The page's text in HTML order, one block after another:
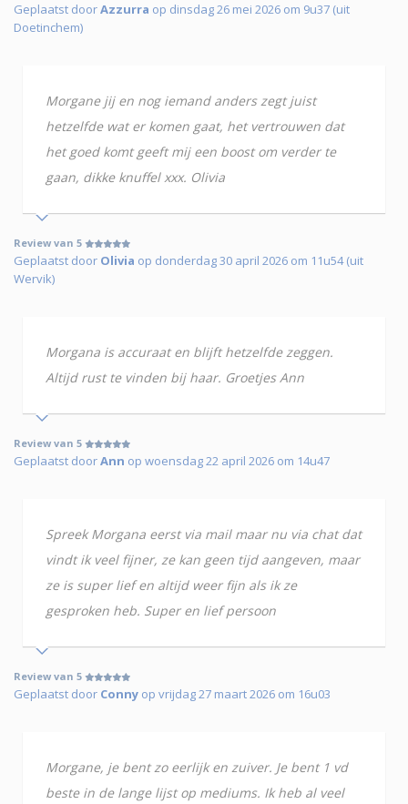
Geplaatst doorAzzurra op dinsdag 26 mei 2026 om 9u37 (uit
Doetinchem)
Morgane jij en nog iemand anders zegt juist
hetzelfde wat er komen gaat, het vertrouwen dat
het goed komt geeft mij een boost om verder te
gaan, dikke knuffel xxx. Olivia
Review van 5
Geplaatst door Olivia op donderdag 30 april 2026 om 11u54 (uit
Wervik)
Morgana is accuraat en blijft hetzelfde zeggen.
Altijd rust te vinden bij haar. Groetjes Ann
Review van 5
Geplaatst doorAnn op woensdag 22 april 2026 om 14u47
Spreek Morgana eerst via mail maar nu via chat dat
vindt ik veel fijner, ze kan geen tijd aangeven, maar
ze is super lief en altijd weer fijn als ik ze
gesproken heb. Super en lief persoon
Review van 5
Geplaatst door Conny op vrijdag 27 maart 2026 om 16u03
Morgane, je bent zo eerlijk en zuiver. Je bent 1 vd
beste in de lange lijst op mediums. Ik heb al veel